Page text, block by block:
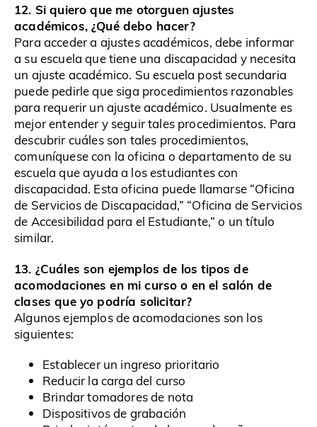
12. Si quiero que me otorguen ajustes
académicos, ¿Qué debo hacer?
Para acceder a ajustes académicos, debe informar
a su escuela que tiene una discapacidad y necesita
un ajuste académico. Su escuela post secundaria
puede pedirle que siga procedimientos razonables
para requerir un ajuste académico. Usualmente es
mejor entender y seguir tales procedimientos. Para
descubrir cuáles son tales procedimientos,
comuníquese con la oficina o departamento de su
escuela que ayuda a los estudiantes con
discapacidad. Esta oficina puede llamarse “Oficina
de Servicios de Discapacidad,” “Oficina de Servicios
de Accesibilidad para el Estudiante,” o un título
similar.
13. ¿Cuáles son ejemplos de los tipos de
acomodaciones en mi curso o en el salón de
clases que yo podría solicitar?
Algunos ejemplos de acomodaciones son los
siguientes:
Establecer un ingreso prioritario
Reducir la carga del curso
Brindar tomadores de nota
Dispositivos de grabación